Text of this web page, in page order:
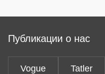
Публикации о нас
Vogue Tatler